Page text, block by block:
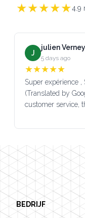
★★★★★4.9
J
julien
5 days ago
★★★★★
Super expérience ,
(Translated by
customer service,
Footer
BEDRIJF